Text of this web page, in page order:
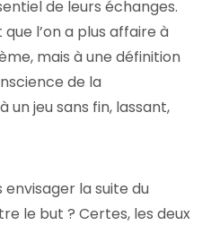
de leurs échanges.
l’on a plus affaire à
mais à une définition
de la
jeu sans fin, lassant,
la suite du
le but ? Certes, les deux